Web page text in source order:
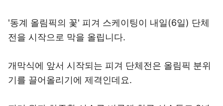
'동계 올림픽의 꽃' 피겨 스케이팅이 내일(6일) 단체
전을 시작으로 막을 올립니다.
개막식에 앞서 시작되는 피겨 단체전은 올림픽 분위
기를 끌어올리기에 제격인데요.